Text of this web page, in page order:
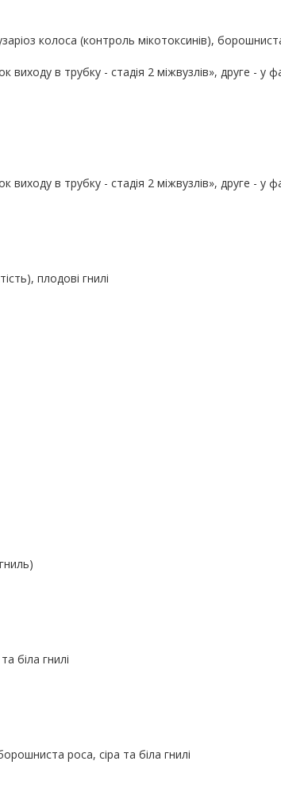
колоса (контроль мікотоксинів),
в трубку - стадія 2 міжвузлів», друге - у
в трубку - стадія 2 міжвузлів», друге - у
плодові гнилі
біла гнилі
роса, сіра та біла гнилі